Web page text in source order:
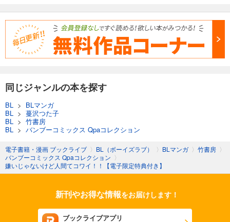
同じジャンルの本を探す
BL > BLマンガ
BL > 蔓沢つた子
BL > 竹書房
BL > バンブーコミックス Qpaコレクション
電子書籍・漫画 ブックライブ 〉 BL（ボーイズラブ） 〉 BLマンガ 〉 竹書房 〉
バンブーコミックス Qpaコレクション 〉
嫌いじゃないけど人間てコワイ！！【電子限定特典付き】
新刊やお得な情報をお届けします！
ブックライブアプリ